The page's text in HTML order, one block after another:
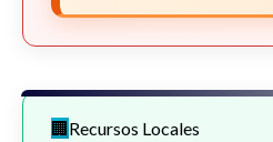
Recursos Locales